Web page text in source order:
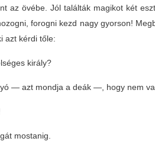
az övébe. Jól találták magikot két
forogni kezd nagy gyorson!
azt kérdi tőle:
király?
— azt mondja a deák —, hogy nem
mostanig.